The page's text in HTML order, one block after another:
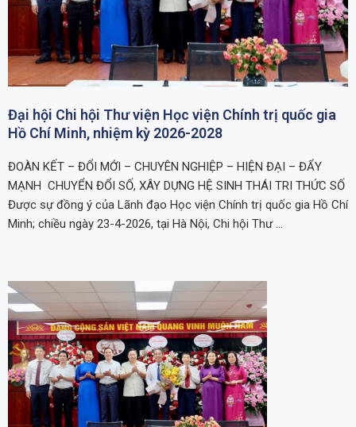
Đại hội Chi hội Thư viện Học viện Chính trị quốc gia
Hồ Chí Minh, nhiệm kỳ 2026-2028
ĐOÀN KẾT – ĐỔI MỚI – CHUYÊN NGHIỆP – HIỆN ĐẠI – ĐẨY
MẠNH CHUYỂN ĐỔI SỐ, XÂY DỰNG HỆ SINH THÁI TRI THỨC SỐ
Được sự đồng ý của Lãnh đạo Học viện Chính trị quốc gia Hồ Chí
Minh; chiều ngày 23-4-2026, tại Hà Nội, Chi hội Thư …